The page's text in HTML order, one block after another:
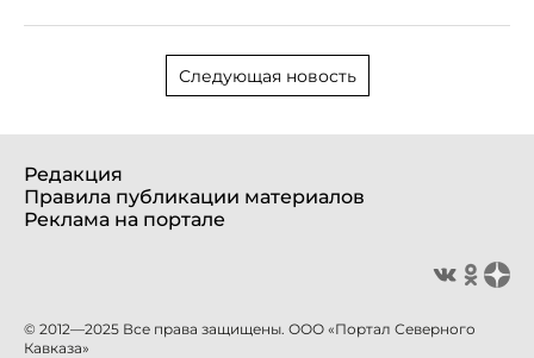
Следующая новость
Редакция
Правила публикации материалов
Реклама на портале
© 2012—2025 Все права защищены. ООО «Портал Северного
Кавказа»